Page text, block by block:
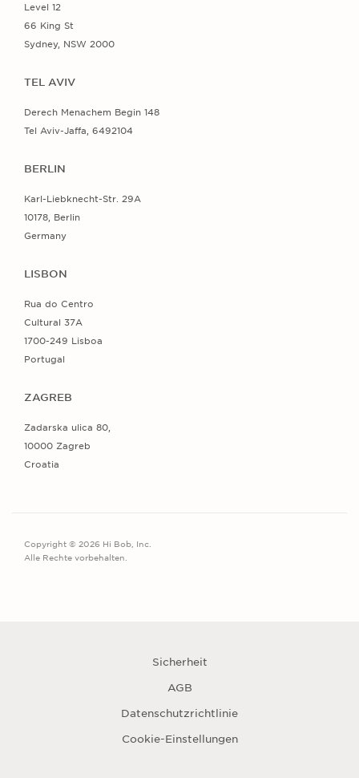
Level 12
66 King St
Sydney, NSW 2000
TEL AVIV
Derech Menachem Begin 148
Tel Aviv-Jaffa, 6492104
BERLIN
Karl-Liebknecht-Str. 29A
10178, Berlin
Germany
LISBON
Rua do Centro
Cultural 37A
1700-249 Lisboa
Portugal
ZAGREB
Zadarska ulica 80,
10000 Zagreb
Croatia
Copyright © 2026 Hi Bob, Inc.
Alle Rechte vorbehalten.
Sicherheit
AGB
Datenschutzrichtlinie
Cookie-Einstellungen